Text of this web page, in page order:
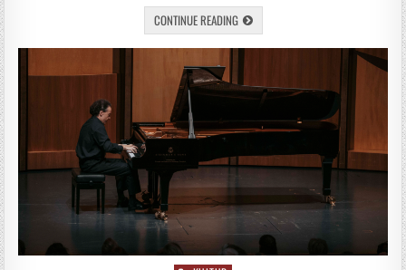
CONTINUE READING